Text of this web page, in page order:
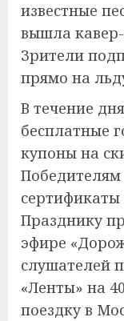
известные
вышла кавер-
Зрители
прямо на
В течение
бесплатные
купоны на
Победителям
Празднику
эфире
слушателей
«Ленты» на
поездку в